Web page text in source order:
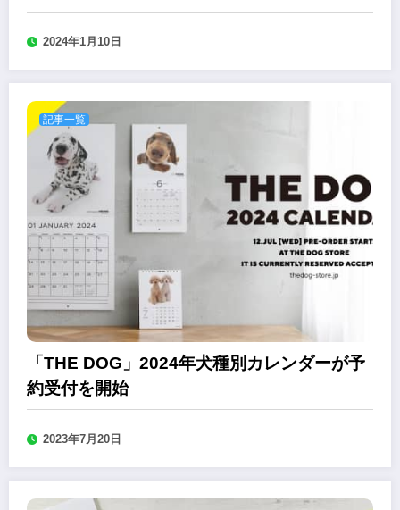
2024年1月10日
記事一覧
「THE DOG」2024年犬種別カレンダーが予
約受付を開始
2023年7月20日